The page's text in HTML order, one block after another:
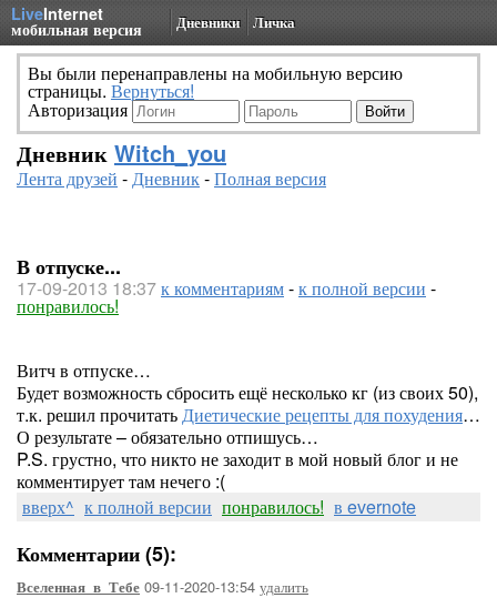
LiveInternet
мобильная версия Дневники Личка
Вы были перенаправлены на мобильную версию
страницы. Вернуться!
Авторизация
Дневник Witch_you
Лента друзей -Дневник-Полная версия
В отпуске...
17-09-2013 18:37к комментариям-к полной версии -
понравилось!
Витч в отпуске…
Будет возможность сбросить ещё несколько кг (из своих 50),
т.к. решил прочитатьДиетические рецепты для похудения…
О результате – обязательно отпишусь…
P.S. грустно, что никто не заходит в мой новый блог и не
комментирует там нечего :(
вверх^ к полной версии понравилось! в evernote
Комментарии (5):
Вселенная_в_Тебе 09-11-2020-13:54 удалить